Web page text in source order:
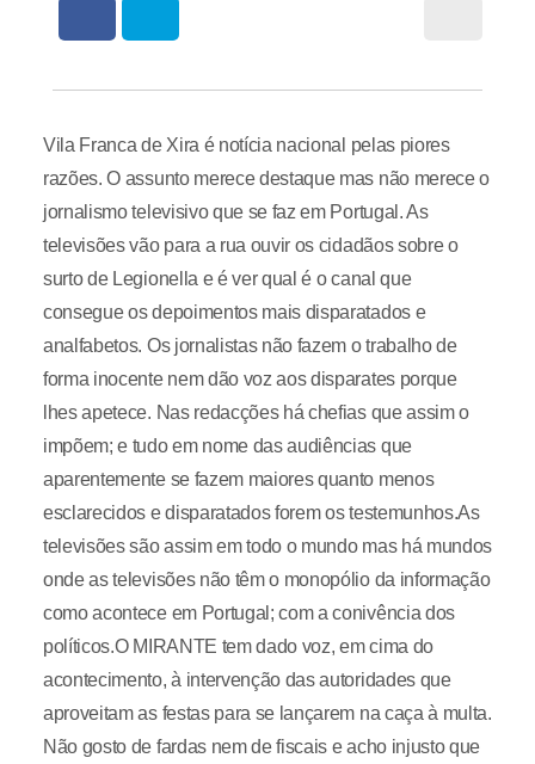
Vila Franca de Xira é notícia nacional pelas piores
razões. O assunto merece destaque mas não merece o
jornalismo televisivo que se faz em Portugal. As
televisões vão para a rua ouvir os cidadãos sobre o
surto de Legionella e é ver qual é o canal que
consegue os depoimentos mais disparatados e
analfabetos. Os jornalistas não fazem o trabalho de
forma inocente nem dão voz aos disparates porque
lhes apetece. Nas redacções há chefias que assim o
impõem; e tudo em nome das audiências que
aparentemente se fazem maiores quanto menos
esclarecidos e disparatados forem os testemunhos.As
televisões são assim em todo o mundo mas há mundos
onde as televisões não têm o monopólio da informação
como acontece em Portugal; com a conivência dos
políticos.O MIRANTE tem dado voz, em cima do
acontecimento, à intervenção das autoridades que
aproveitam as festas para se lançarem na caça à multa.
Não gosto de fardas nem de fiscais e acho injusto que